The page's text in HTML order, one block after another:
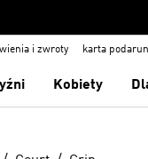
i zwroty karta
Kobiety